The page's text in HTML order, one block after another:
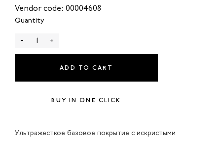
Vendor code: 00004608
Quantity
- +
ADD TO CART
BUY IN ONE CLICK
Ультражесткое базовое покрытие с искристыми